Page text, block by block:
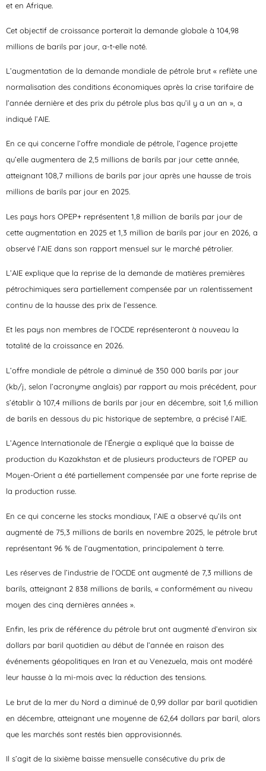
et en Afrique.
Cet objectif de croissance porterait la demande globale à 104,98
millions de barils par jour, a-t-elle noté.
L’augmentation de la demande mondiale de pétrole brut « reflète une
normalisation des conditions économiques après la crise tarifaire de
l’année dernière et des prix du pétrole plus bas qu’il y a un an », a
indiqué l’AIE.
En ce qui concerne l’offre mondiale de pétrole, l’agence projette
qu’elle augmentera de 2,5 millions de barils par jour cette année,
atteignant 108,7 millions de barils par jour après une hausse de trois
millions de barils par jour en 2025.
Les pays hors OPEP+ représentent 1,8 million de barils par jour de
cette augmentation en 2025 et 1,3 million de barils par jour en 2026, a
observé l’AIE dans son rapport mensuel sur le marché pétrolier.
L’AIE explique que la reprise de la demande de matières premières
pétrochimiques sera partiellement compensée par un ralentissement
continu de la hausse des prix de l’essence.
Et les pays non membres de l’OCDE représenteront à nouveau la
totalité de la croissance en 2026.
L’offre mondiale de pétrole a diminué de 350 000 barils par jour
(kb/j, selon l’acronyme anglais) par rapport au mois précédent, pour
s’établir à 107,4 millions de barils par jour en décembre, soit 1,6 million
de barils en dessous du pic historique de septembre, a précisé l’AIE.
L’Agence Internationale de l’Énergie a expliqué que la baisse de
production du Kazakhstan et de plusieurs producteurs de l’OPEP au
Moyen-Orient a été partiellement compensée par une forte reprise de
la production russe.
En ce qui concerne les stocks mondiaux, l’AIE a observé qu’ils ont
augmenté de 75,3 millions de barils en novembre 2025, le pétrole brut
représentant 96 % de l’augmentation, principalement à terre.
Les réserves de l’industrie de l’OCDE ont augmenté de 7,3 millions de
barils, atteignant 2 838 millions de barils, « conformément au niveau
moyen des cinq dernières années ».
Enfin, les prix de référence du pétrole brut ont augmenté d’environ six
dollars par baril quotidien au début de l’année en raison des
événements géopolitiques en Iran et au Venezuela, mais ont modéré
leur hausse à la mi-mois avec la réduction des tensions.
Le brut de la mer du Nord a diminué de 0,99 dollar par baril quotidien
en décembre, atteignant une moyenne de 62,64 dollars par baril, alors
que les marchés sont restés bien approvisionnés.
Il s’agit de la sixième baisse mensuelle consécutive du prix de